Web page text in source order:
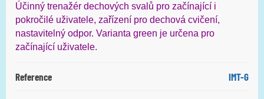
Účinný trenažér dechových svalů pro začínající i
pokročilé uživatele, zařízení pro dechová cvičení,
nastavitelný odpor. Varianta green je určena pro
začínající uživatele.
Reference IMT-G